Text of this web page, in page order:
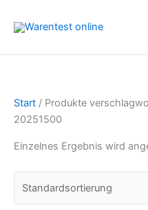
Inhalt
Start / Produkte
20251500
Einzelnes Ergebnis wird